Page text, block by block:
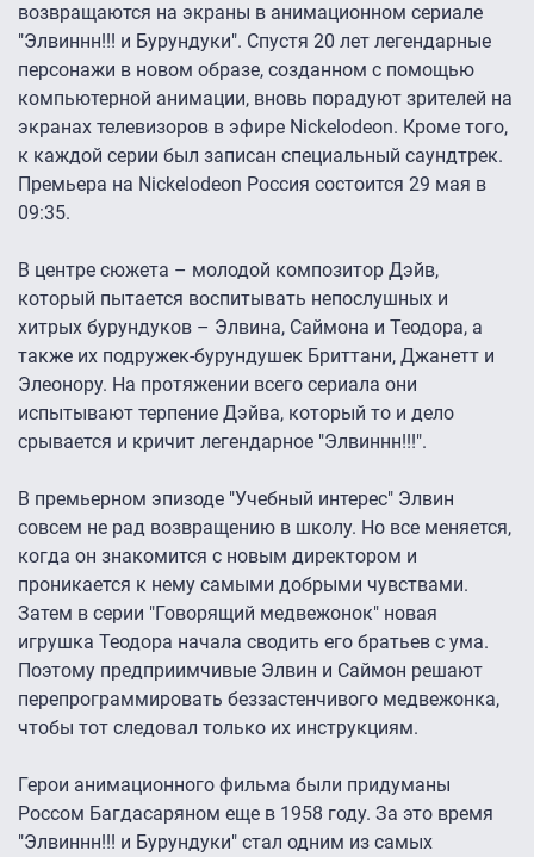
возвращаются на экраны в анимационном сериале
"Элвиннн!!! и Бурундуки". Спустя 20 лет легендарные
персонажи в новом образе, созданном с помощью
компьютерной анимации, вновь порадуют зрителей на
экранах телевизоров в эфире Nickelodeon. Кроме того,
к каждой серии был записан специальный саундтрек.
Премьера на Nickelodeon Россия состоится 29 мая в
09:35.
В центре сюжета – молодой композитор Дэйв,
который пытается воспитывать непослушных и
хитрых бурундуков – Элвина, Саймона и Теодора, а
также их подружек-бурундушек Бриттани, Джанетт и
Элеонору. На протяжении всего сериала они
испытывают терпение Дэйва, который то и дело
срывается и кричит легендарное "Элвиннн!!!".
В премьерном эпизоде "Учебный интерес" Элвин
совсем не рад возвращению в школу. Но все меняется,
когда он знакомится с новым директором и
проникается к нему самыми добрыми чувствами.
Затем в серии "Говорящий медвежонок" новая
игрушка Теодора начала сводить его братьев с ума.
Поэтому предприимчивые Элвин и Саймон решают
перепрограммировать беззастенчивого медвежонка,
чтобы тот следовал только их инструкциям.
Герои анимационного фильма были придуманы
Россом Багдасаряном еще в 1958 году. За это время
"Элвиннн!!! и Бурундуки" стал одним из самых